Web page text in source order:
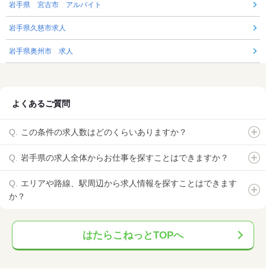
岩手県 宮古市 アルバイト
岩手県久慈市求人
岩手県奥州市 求人
よくあるご質問
この条件の求人数はどのくらいありますか？
岩手県の求人全体からお仕事を探すことはできますか？
エリアや路線、駅周辺から求人情報を探すことはできます
か？
はたらこねっとTOPへ